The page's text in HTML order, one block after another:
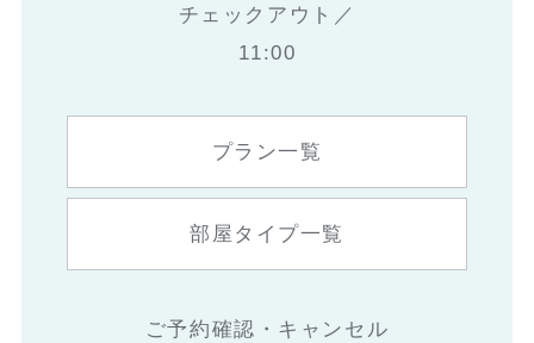
チェックアウト／
11:00
プラン一覧
部屋タイプ一覧
ご予約確認・キャンセル